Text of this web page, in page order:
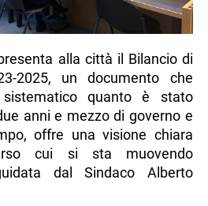
alla città il Bilancio di
2025, un documento che
quanto è stato
anni e mezzo di governo e
offre una visione chiara
cui si sta muovendo
dal Sindaco Alberto